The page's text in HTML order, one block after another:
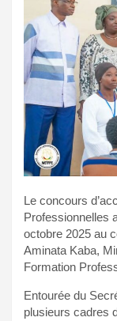
Le concours
Professionnelles
octobre 2025 au
Aminata Kaba,
Formation
Entourée du
plusieurs cadres